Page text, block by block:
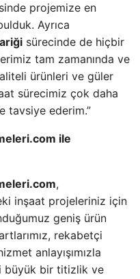
projemize en
Ayrıca
sürecinde de hiçbir
tam zamanında ve
ürünleri ve güler
sürecimiz çok daha
tavsiye ederim.”
ile
,
inşaat projeleriniz için
geniş ürün
rekabetçi
anlayışımızla
büyük bir titizlik ve